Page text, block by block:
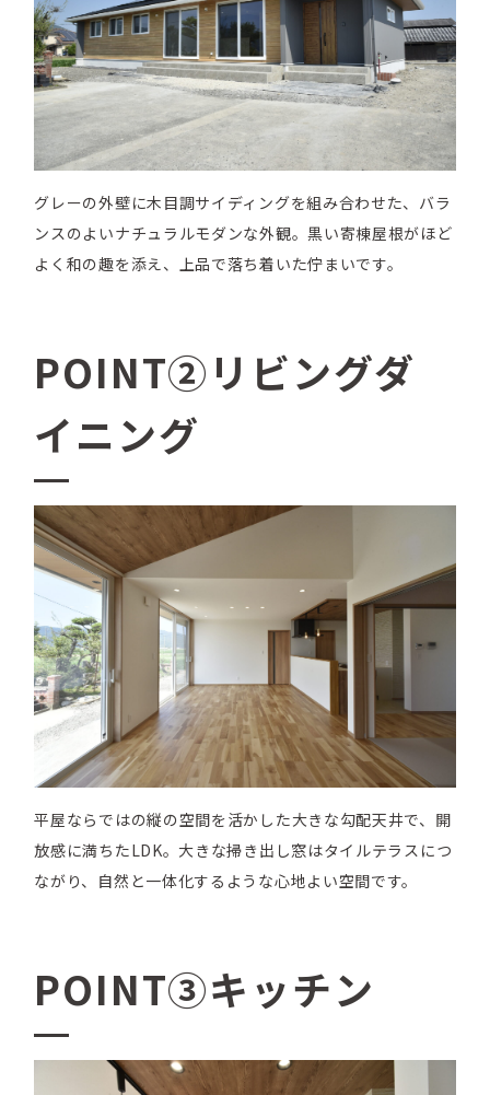
グレーの外壁に木目調サイディングを組み合わせた、バラ
ンスのよいナチュラルモダンな外観。黒い寄棟屋根がほど
よく和の趣を添え、上品で落ち着いた佇まいです。
POINT②リビングダ
イニング
平屋ならではの縦の空間を活かした大きな勾配天井で、開
放感に満ちたLDK。大きな掃き出し窓はタイルテラスにつ
ながり、自然と一体化するような心地よい空間です。
POINT③キッチン